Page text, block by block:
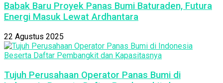
Babak Baru Proyek Panas Bumi Baturaden, Futura
Energi Masuk Lewat Ardhantara
22 Agustus 2025
Tujuh Perusahaan Operator Panas Bumi di